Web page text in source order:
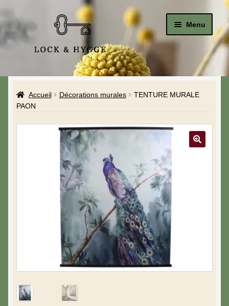
Menu
Le Studio
La Boutique
A propos de moi
Mon compte
Blog & Hygge
Accueil Décorations murales
TENTURE MURALE
PAON